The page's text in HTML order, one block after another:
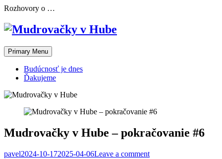
Skip
content
Rozhovory o …
Primary Menu
Budúcnosť je dnes
Ďakujeme
Mudrovačky v Hube – pokračovanie #6
pavel2024-10-172025-04-06Leave a comment